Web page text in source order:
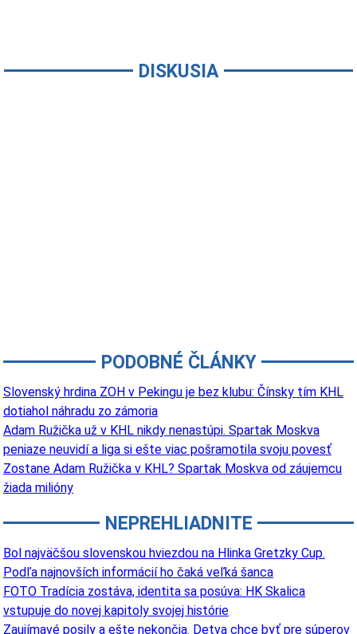
DISKUSIA
PODOBNÉ ČLÁNKY
Slovenský hrdina ZOH v Pekingu je bez klubu: Čínsky tím KHL
dotiahol náhradu zo zámoria
Adam Ružička už v KHL nikdy nenastúpi. Spartak Moskva
peniaze neuvidí a liga si ešte viac pošramotila svoju povesť
Zostane Adam Ružička v KHL? Spartak Moskva od záujemcu
žiada milióny
NEPREHLIADNITE
Bol najväčšou slovenskou hviezdou na Hlinka Gretzky Cup.
Podľa najnovších informácií ho čaká veľká šanca
FOTO Tradícia zostáva, identita sa posúva: HK Skalica
vstupuje do novej kapitoly svojej histórie
Zaujímavé posily a ešte nekončia. Detva chce byť pre súperov